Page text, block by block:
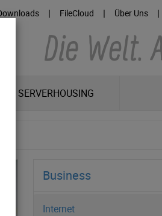
| FileCloud | Über Uns |
SERVERHOUSING
Business
Internet